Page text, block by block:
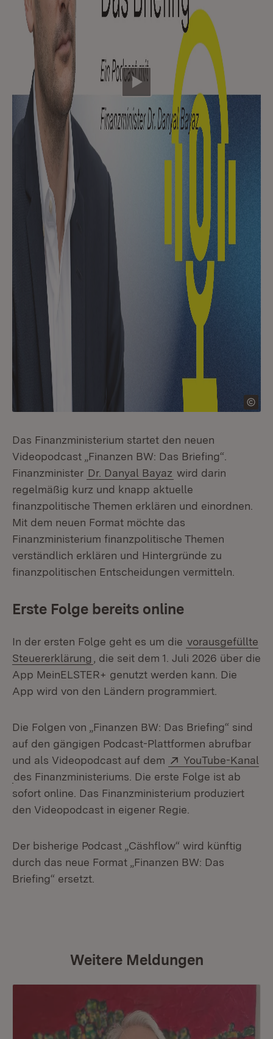
Video abspielen
Das Finanzministerium startet den neuen
Videopodcast „Finanzen BW: Das Briefing“.
Finanzminister Dr. Danyal Bayaz wird darin
regelmäßig kurz und knapp aktuelle
finanzpolitische Themen erklären und einordnen.
Mit dem neuen Format möchte das
Finanzministerium finanzpolitische Themen
verständlich erklären und Hintergründe zu
finanzpolitischen Entscheidungen vermitteln.
Erste Folge bereits online
In der ersten Folge geht es um die vorausgefüllte
Steuererklärung
, die seit dem 1. Juli 2026 über die
App MeinELSTER+ genutzt werden kann. Die
App wird von den Ländern programmiert.
Die Folgen von „Finanzen BW: Das Briefing“ sind
auf den gängigen Podcast-Plattformen abrufbar
und als Videopodcast auf dem
Extern:
YouTube-Kanal
(Öffnet in neuem Fenster)
des Finanzministeriums. Die erste Folge ist ab
sofort online. Das Finanzministerium produziert
den Videopodcast in eigener Regie.
Der bisherige Podcast „Cäshflow“ wird künftig
durch das neue Format „Finanzen BW: Das
Briefing“ ersetzt.
Weitere Meldungen